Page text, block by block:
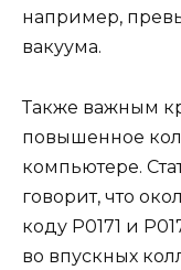
например,
вакуума.
Также важным
повышенное
компьютере.
говорит, что
коду P0171 и
во впускных